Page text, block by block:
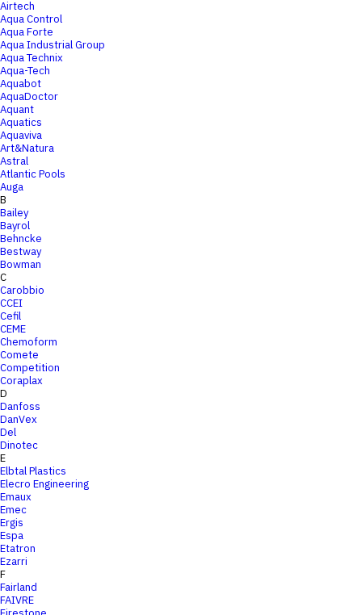
Airtech
Aqua Control
Aqua Forte
Aqua Industrial Group
Aqua Technix
Aqua-Tech
Aquabot
AquaDoctor
Aquant
Aquatics
Aquaviva
Art&Natura
Astral
Atlantic Pools
Auga
B
Bailey
Bayrol
Behncke
Bestway
Bowman
C
Carobbio
CCEI
Cefil
CEME
Chemoform
Comete
Competition
Coraplax
D
Danfoss
DanVex
Del
Dinotec
E
Elbtal Plastics
Elecro Engineering
Emaux
Emec
Ergis
Espa
Etatron
Ezarri
F
Fairland
FAIVRE